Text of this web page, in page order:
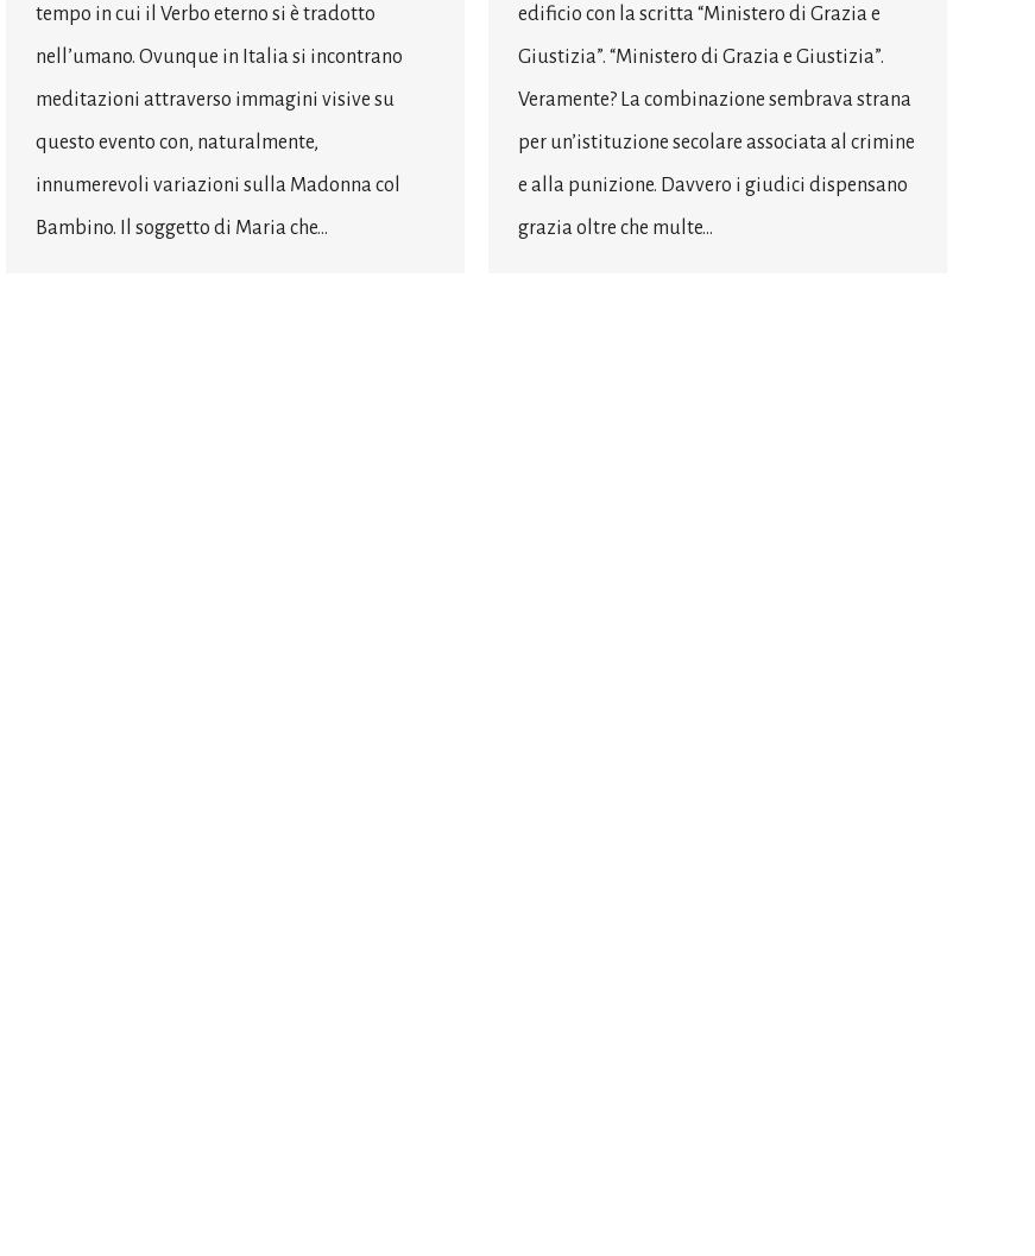
tempo in cui il Verbo eterno si è tradotto
nell’umano. Ovunque in Italia si incontrano
meditazioni attraverso immagini visive su
questo evento con, naturalmente,
innumerevoli variazioni sulla Madonna col
Bambino. Il soggetto di Maria che…
edificio con la scritta “Ministero di Grazia e
Giustizia”. “Ministero di Grazia e Giustizia”.
Veramente? La combinazione sembrava strana
per un’istituzione secolare associata al crimine
e alla punizione. Davvero i giudici dispensano
grazia oltre che multe…